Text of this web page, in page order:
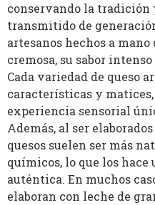
conservando la
transmitido de
artesanos hechos a
cremosa, su sabor
Cada variedad de queso
características y
experiencia sensorial
Además, al ser
quesos suelen ser más
químicos, lo que los hace
auténtica. En muchos
elaboran con leche de